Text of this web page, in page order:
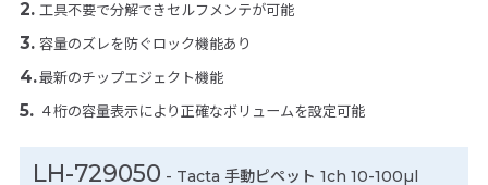
工具不要で分解できセルフメンテが可能
容量のズレを防ぐロック機能あり
最新のチップエジェクト機能
４桁の容量表示により正確なボリュームを設定可能
LH-729050 - Tacta 手動ピペット 1ch 10-100µl